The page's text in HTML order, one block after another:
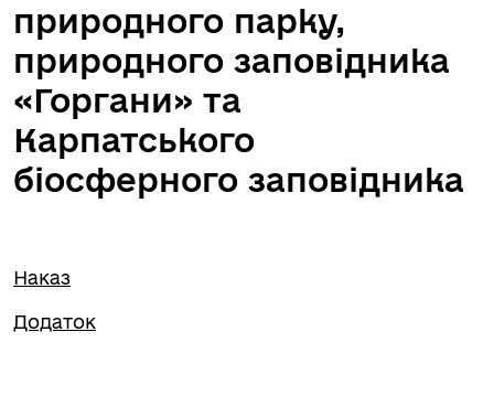
природного парку,
природного заповідника
«Горгани» та
Карпатського
біосферного заповідника
Наказ
Додаток